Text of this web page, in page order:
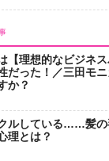
【理想的なビジネ
だった！／三田モニ
か？
ルしている……髪の
理とは？